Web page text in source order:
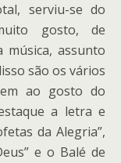
serviu-se do
gosto, de
assunto
são os vários
ao gosto do
a letra e
da Alegria”,
e o Balé de